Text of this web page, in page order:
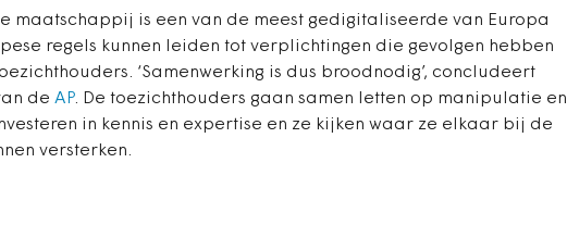
maatschappij is een van de meest gedigitaliseerde van Europa
regels kunnen leiden tot verplichtingen die gevolgen hebben
‘Samenwerking is dus broodnodig’, concludeert
de AP. De toezichthouders gaan samen letten op manipulatie en
in kennis en expertise en ze kijken waar ze elkaar bij de
versterken.